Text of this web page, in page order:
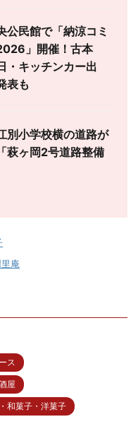
公民館で「納涼コミ
」開催！古本
・キッチンカー出
表も
別小学校横の道路が
ヶ岡2号道路整備
庵
ス
屋
和菓子・洋菓子